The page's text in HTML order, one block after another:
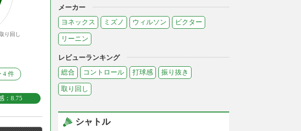
り回し
4 件
：8.75
メーカー
ヨネックス
ミズノ ウィルソン ビクター
リーニン
レビューランキング
総合
コントロール 打球感 振り抜き
取り回し
シャトル